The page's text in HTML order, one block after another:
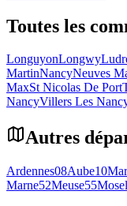
Toutes les
LonguyonLongwy
MartinNancyNeuves
MaxSt Nicolas De Port
NancyVillers Les
Autres
Ardennes08Aube10
Marne52Meuse55